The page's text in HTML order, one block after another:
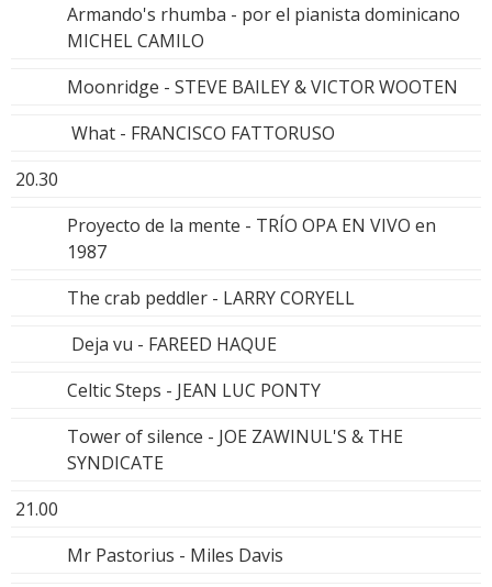
Armando's rhumba - por el pianista dominicano
MICHEL CAMILO
Moonridge - STEVE BAILEY & VICTOR WOOTEN
What - FRANCISCO FATTORUSO
20.30
Proyecto de la mente - TRÍO OPA EN VIVO en
1987
The crab peddler - LARRY CORYELL
Deja vu - FAREED HAQUE
Celtic Steps - JEAN LUC PONTY
Tower of silence - JOE ZAWINUL'S & THE
SYNDICATE
21.00
Mr Pastorius - Miles Davis